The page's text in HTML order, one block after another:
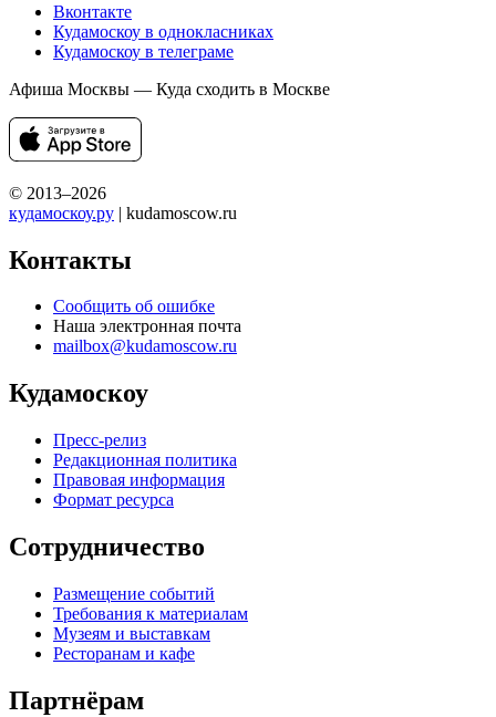
Вконтакте
Кудамоскоу в однокласниках
Кудамоскоу в телеграме
Афиша Москвы — Куда сходить в Москве
© 2013–2026
кудамоскоу.ру | kudamoscow.ru
Контакты
Сообщить об ошибке
Наша электронная почта
mailbox@kudamoscow.ru
Кудамоскоу
Пресс-релиз
Редакционная политика
Правовая информация
Формат ресурса
Сотрудничество
Размещение событий
Требования к материалам
Музеям и выставкам
Ресторанам и кафе
Партнёрам